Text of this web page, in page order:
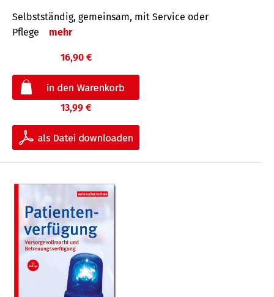
Selbstständig, gemeinsam, mit Service oder
Pflege
mehr
16,90 €
13,99 €